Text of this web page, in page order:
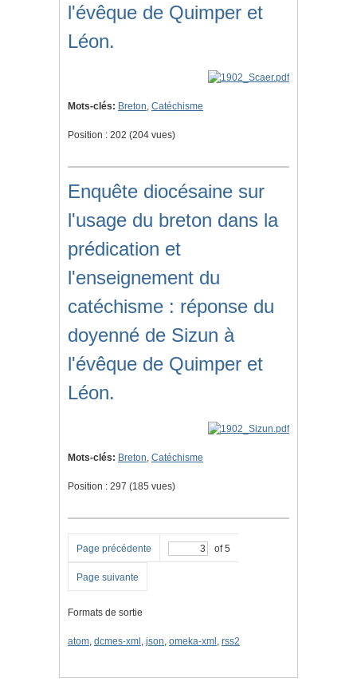
l'évêque de Quimper et
Léon.
Mots-clés: Breton, Catéchisme
Position : 202 (204 vues)
Enquête diocésaine sur
l'usage du breton dans la
prédication et
l'enseignement du
catéchisme : réponse du
doyenné de Sizun à
l'évêque de Quimper et
Léon.
Mots-clés: Breton, Catéchisme
Position : 297 (185 vues)
Page précédente of 5
Page suivante
Formats de sortie
atom, dcmes-xml , json, omeka-xml , rss2